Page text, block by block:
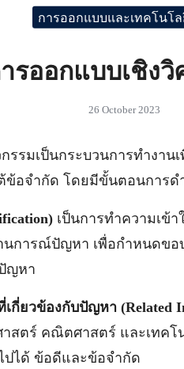
การออกแบบและเทคโนโล
รออกแบบเชิงวิ
26 October 2023
รรมเป็นกระบวนการทำงา
อจำกัด โดยมีขั้นตอนการด
เป็นการทำความเข้
นการณ์ปัญหา เพื่อกำหนดขอ
ญหา
กี่ยวข้องกับปัญหา (Related
สตร์ คณิตศาสตร์ และเทคโ
ปได้ ข้อดีและข้อจำกัด